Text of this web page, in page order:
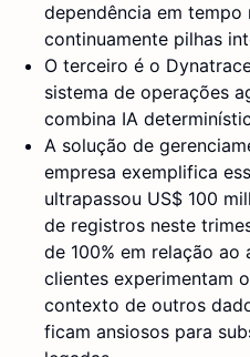
dependência em tempo
continuamente pilhas
O terceiro é o
sistema de operações
combina IA
A solução de
empresa exemplifica
ultrapassou US$ 100
de registros neste
de 100% em relação ao
clientes experimentam
contexto de outros
ficam ansiosos para